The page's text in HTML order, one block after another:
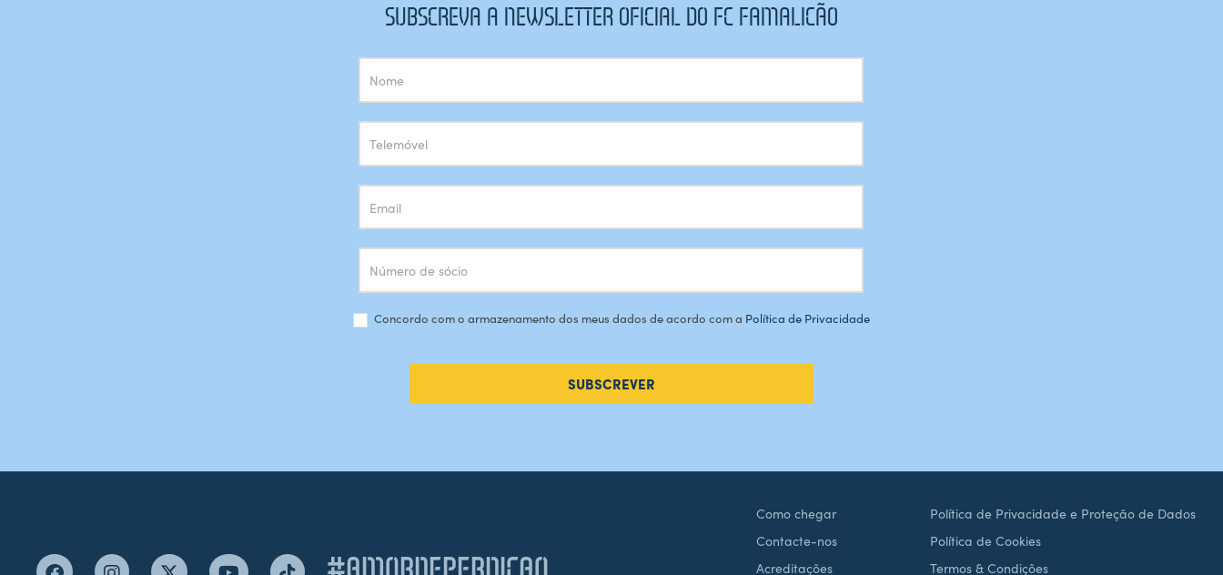
SUBSCREVA A NEWSLETTER OFICIAL DO FC FAMALICÃO
Concordo com o armazenamento dos meus dados de acordo com a Política de Privacidade
SUBSCREVER
Como chegar
Contacte-nos
Acreditações
Política de Privacidade e Proteção de Dados
Política de Cookies
Termos & Condições